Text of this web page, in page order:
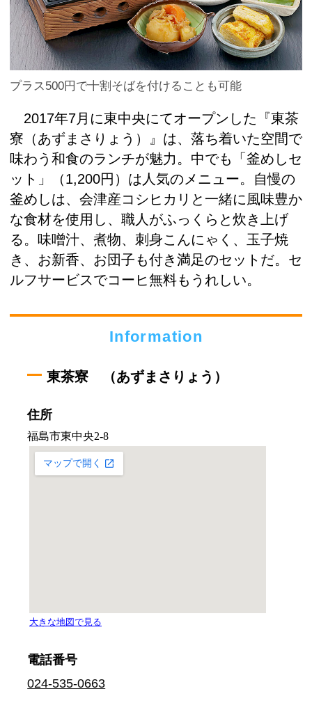
プラス500円で十割そばを付けることも可能
2017年7月に東中央にてオープンした『東茶
寮（あずまさりょう）』は、落ち着いた空間で
味わう和食のランチが魅力。中でも「釜めしセ
ット」（1,200円）は人気のメニュー。自慢の
釜めしは、会津産コシヒカリと一緒に風味豊か
な食材を使用し、職人がふっくらと炊き上げ
る。味噌汁、煮物、刺身こんにゃく、玉子焼
き、お新香、お団子も付き満足のセットだ。セ
ルフサービスでコーヒ無料もうれしい。
Information
東茶寮 （あずまさりょう）
住所
電話番号
024-535-0663